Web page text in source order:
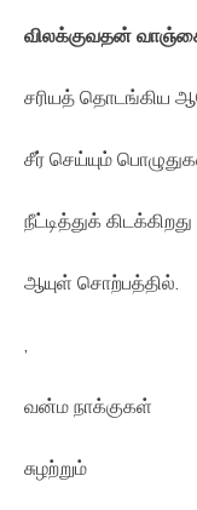
விலக்குவதன்
சரியத் தொடங்கிய
சீர் செய்யும்
நீட்டித்துக் கிடக்கிறது
ஆயுள் சொற்பத்தில்.
வன்ம நாக்குகள்
சுழற்றும்